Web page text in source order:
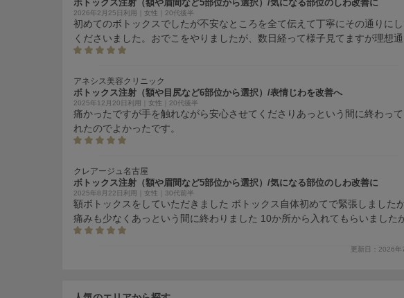
ボトックス注射（額や眉間など5部位から選択）/気になる部位のしわ改善に
2026年2月25日利用｜女性｜20代後半
初めてのボトックスでしたが不安なところを全て伝えて丁寧にその通りに
くださいました。おでこをやりましたが、数日経って様子見てますが理想
です。変に釣り上がったり凸凹したりすることなく、シワはよらなくなり
アネシス美容クリニック
ボトックス注射（額や目尻など6部位から選択）/表情じわを改善へ
2025年12月20日利用｜女性｜20代後半
痛かったですが手を触れながら安心させてくださりあっという間に終わっ
れたのでよかったです。
クレアージュ名古屋
ボトックス注射（額や眉間など5部位から選択）/気になる部位のしわ改善に
2025年8月22日利用｜女性｜30代前半
額ボトックスをしていただきました ボトックス自体初めてで緊張しました
痛みも少なくあっという間に終わりました 10か所から入れてもらいました
終わった直後も2か所ほどすこし内出血がある程度で 腫れや赤みもありませ
更新日：2026年